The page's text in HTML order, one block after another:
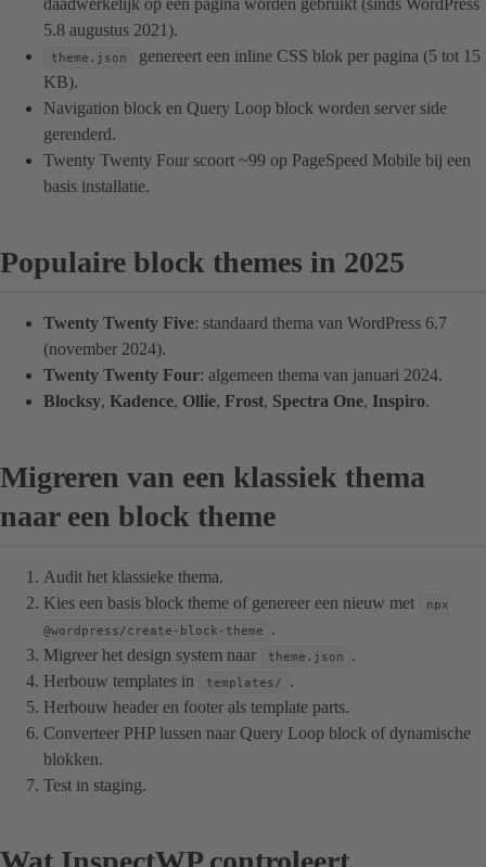
daadwerkelijk op een pagina worden gebruikt (sinds WordPress
5.8 augustus 2021).
theme.json
genereert een inline CSS blok per pagina (5 tot 15
KB).
Navigation block en Query Loop block worden server side
gerenderd.
Twenty Twenty Four scoort ~99 op PageSpeed Mobile bij een
basis installatie.
Populaire block themes in 2025
Twenty Twenty Five: standaard thema van WordPress 6.7
(november 2024).
Twenty Twenty Four: algemeen thema van januari 2024.
Blocksy, Kadence, Ollie, Frost, Spectra One, Inspiro.
Migreren van een klassiek thema
naar een block theme
Audit het klassieke thema.
Kies een basis block theme of genereer een nieuw met
npx
@wordpress/create-block-theme
.
Migreer het design system naar
theme.json
.
Herbouw templates in
templates/
.
Herbouw header en footer als template parts.
Converteer PHP lussen naar Query Loop block of dynamische
blokken.
Test in staging.